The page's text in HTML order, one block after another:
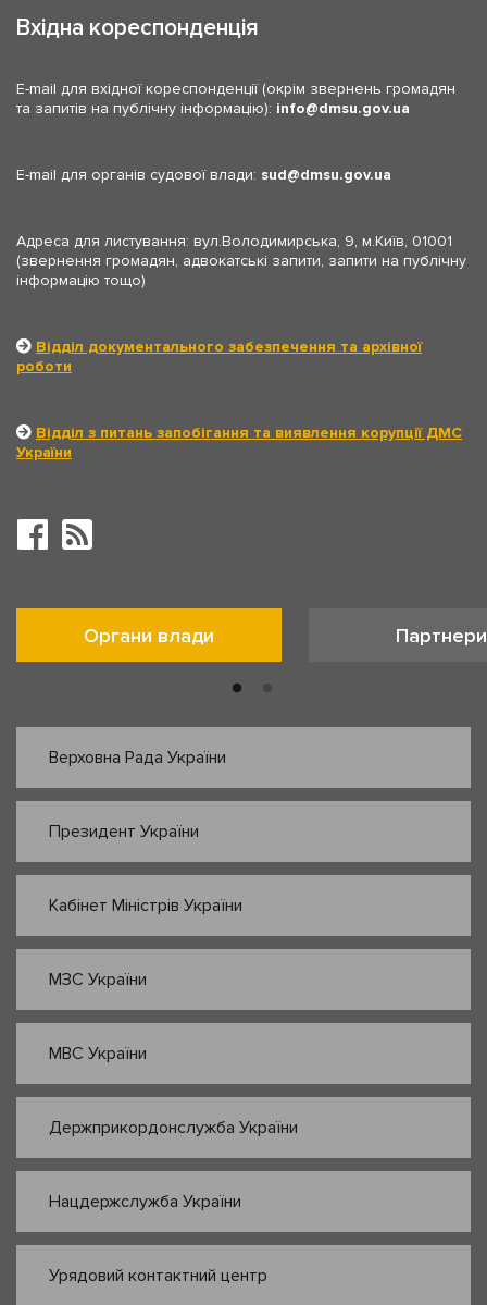
Вхідна кореспонденція
E-mail для вхідної кореспонденції (окрім звернень громадян
та запитів на публічну інформацію): info dmsu.gov.ua
E-mail для органів судової влади: sud dmsu.gov.ua
Адреса для листування: вул.Володимирська, 9, м.Київ, 01001
(звернення громадян, адвокатські запити, запити на публічну
інформацію тощо)
Відділ документального забезпечення та архівної
роботи
Відділ з питань запобігання та виявлення корупції ДМС
України
Органи влади Партнери
Верховна Рада України
Президент України
Кабінет Міністрів України
МЗС України
МВС України
Держприкордонслужба України
Нацдержслужба України
Урядовий контактний центр